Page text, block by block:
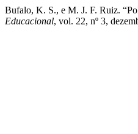
Bufalo, K. S., e M. J. F. Ruiz.
Educacional, vol. 22, nº 3,